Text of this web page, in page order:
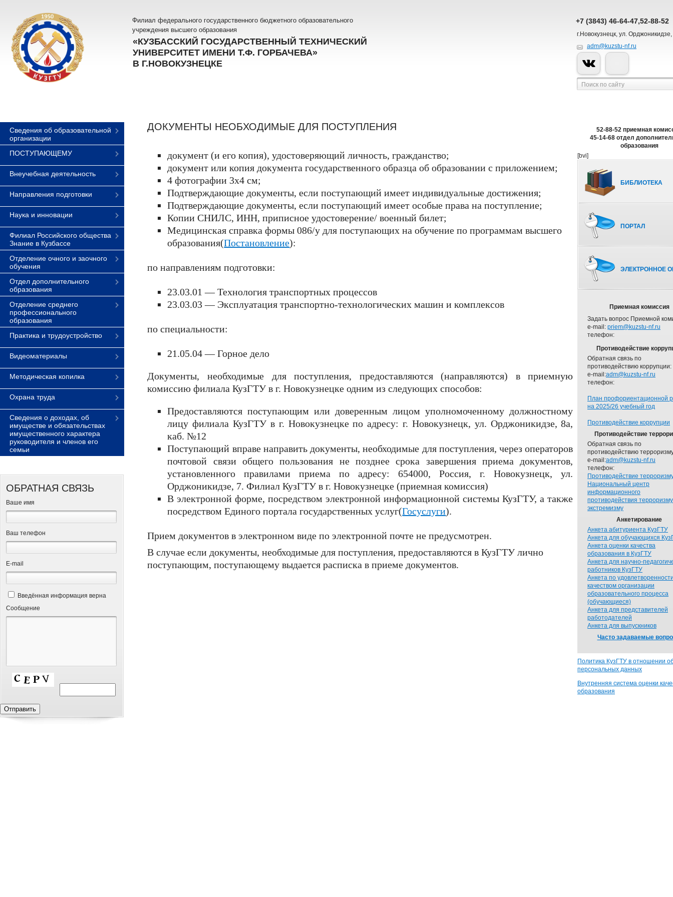
Филиал федерального государственного бюджетного образовательного
учреждения высшего образования
«КУЗБАССКИЙ ГОСУДАРСТВЕННЫЙ ТЕХНИЧЕСКИЙ
УНИВЕРСИТЕТ ИМЕНИ Т.Ф. ГОРБАЧЕВА»
В Г.НОВОКУЗНЕЦКЕ
+7 (3843) 46-64-47,52-88-52
г.Новокузнецк, ул.
adm@kuzstu-nf.ru
Сведения об образовательной
организации
ПОСТУПАЮЩЕМУ
Внеучебная деятельность
Направления подготовки
Наука и инновации
Филиал Российского общества
Знание в Кузбассе
Отделение очного и заочного
обучения
Отдел дополнительного
образования
Отделение среднего
профессионального
образования
Практика и трудоустройство
Видеоматериалы
Методическая копилка
Охрана труда
Сведения о доходах, об
имуществе и обязательствах
имущественного характера
руководителя и членов его
семьи
ОБРАТНАЯ СВЯЗЬ
Ваше имя
Ваш телефон
Е-mail
Введённая информация верна
Сообщение
52-88-52 приемная
45-14-68 отдел
образования
[bvi]
БИБЛИОТЕКА
ПОРТАЛ
ЭЛЕКТРОННОЕ
Приемная комиссия
Задать вопрос Приемной
e-mail: priem@kuzstu-nf.ru
телефон:
Противодействие
Обратная связь по
противодействию коррупции:
e-mail:adm@kuzstu-nf.ru
телефон:
План профориентационной
на 2025/26 учебный год
Противодействие коррупции
Противодействие
Обратная связь по
противодействию
e-mail:adm@kuzstu-nf.ru
телефон:
Противодействие
Национальный центр
информационного
противодействия
экстремизму
Анкетирование
Анкета абитуриента КузГТУ
Анкета для обучающихся
Анкета оценки качества
образования в КузГТУ
Анкета для научно-
работников КузГТУ
Анкета по
качеством организации
образовательного процесса
(обучающиеся)
Анкета для представителей
работодателей
Анкета для выпускников
Часто задаваемые
Политика КузГТУ в отношении
персональных данных
Внутренняя система оценки
образования
ДОКУМЕНТЫ НЕОБХОДИМЫЕ ДЛЯ ПОСТУПЛЕНИЯ
документ (и его копия), удостоверяющий личность, гражданство;
документ или копия документа государственного образца об образовании с приложением;
4 фотографии 3х4 см;
Подтверждающие документы, если поступающий имеет индивидуальные достижения;
Подтверждающие документы, если поступающий имеет особые права на поступление;
Копии СНИЛС, ИНН, приписное удостоверение/ военный билет;
Медицинская справка формы 086/у для поступающих на обучение по программам высшего
образования(Постановление):
по направлениям подготовки:
23.03.01 — Технология транспортных процессов
23.03.03 — Эксплуатация транспортно-технологических машин и комплексов
по специальности:
21.05.04 — Горное дело
Документы, необходимые для поступления, предоставляются (направляются) в приемную
комиссию филиала КузГТУ в г. Новокузнецке одним из следующих способов:
Предоставляются поступающим или доверенным лицом уполномоченному должностному
лицу филиала КузГТУ в г. Новокузнецкепо адресу: г. Новокузнецк, ул. Орджоникидзе, 8а,
каб. №12
Поступающий вправе направить документы, необходимые для поступления, через операторов
почтовой связи общего пользования не позднее срока завершения приема документов,
установленного правилами приема по адресу: 654000, Россия, г. Новокузнецк, ул.
Орджоникидзе, 7. Филиал КузГТУ в г. Новокузнецке (приемная комиссия)
В электронной форме, посредством электронной информационной системы КузГТУ, а также
посредством Единого портала государственных услуг(Госуслуги).
Прием документов в электронном виде по электронной почте не предусмотрен.
В случае если документы, необходимые для поступления, предоставляются в КузГТУ лично
поступающим, поступающему выдается расписка в приеме документов.